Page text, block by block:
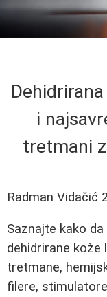
i
tretmani
Radman Vidačić
Saznajte kako
dehidrirane kože
tretmane,
filere,